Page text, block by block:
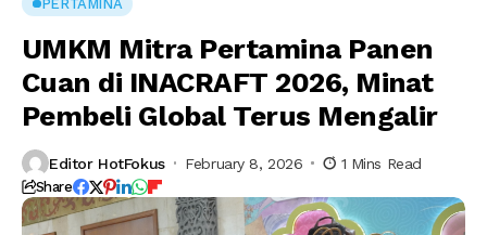
PERTAMINA
UMKM Mitra Pertamina Panen
Cuan di INACRAFT 2026, Minat
Pembeli Global Terus Mengalir
Editor HotFokus February 8, 2026 1 Mins Read
Share